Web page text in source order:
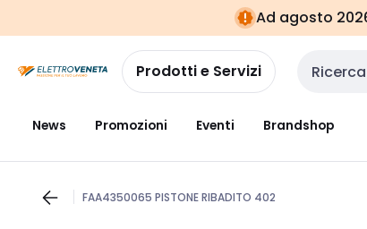
navigazionealla
pagina
Ad agosto
Prodotti e Servizi Cerca
News Promozioni Eventi Brandshop
FAA4350065 PISTONE RIBADITO 402